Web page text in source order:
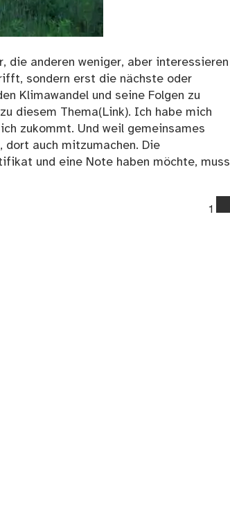
die anderen weniger, aber interessieren
sondern erst die nächste oder
Klimawandel und seine Folgen zu
diesem Thema(Link). Ich habe mich
zukommt. Und weil gemeinsames
dort auch mitzumachen. Die
und eine Note haben möchte, muss
1